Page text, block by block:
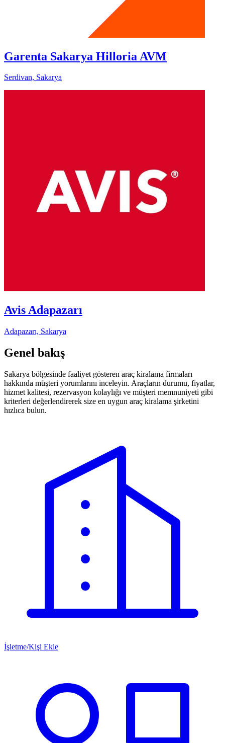
Garenta Sakarya Hilloria AVM
Serdivan, Sakarya
Avis Adapazarı
Adapazarı, Sakarya
Genel bakış
Sakarya bölgesinde faaliyet gösteren araç kiralama firmaları
hakkında müşteri yorumlarını inceleyin. Araçların durumu, fiyatlar,
hizmet kalitesi, rezervasyon kolaylığı ve müşteri memnuniyeti gibi
kriterleri değerlendirerek size en uygun araç kiralama şirketini
hızlıca bulun.
İşletme/Kişi Ekle